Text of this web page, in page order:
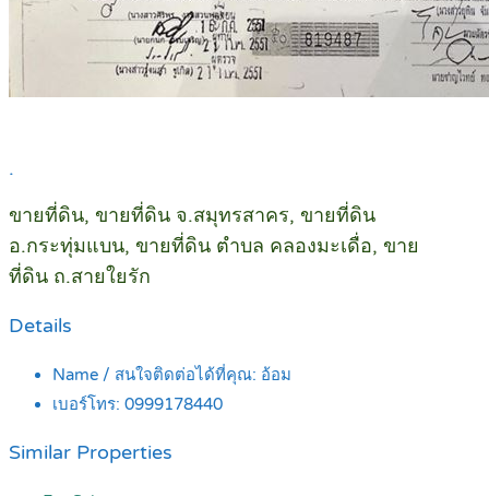
.
ขายที่ดิน, ขายที่ดิน จ.สมุทรสาคร, ขายที่ดิน
อ.กระทุ่มแบน, ขายที่ดิน ตำบล คลองมะเดื่อ, ขาย
ที่ดิน ถ.สายใยรัก
Details
Name / สนใจติดต่อได้ที่คุณ: อ้อม
เบอร์โทร: 0999178440
Similar Properties